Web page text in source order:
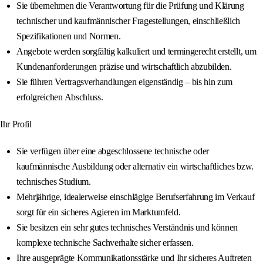
Sie übernehmen die Verantwortung für die Prüfung und Klärung
technischer und kaufmännischer Fragestellungen, einschließlich
Spezifikationen und Normen.
Angebote werden sorgfältig kalkuliert und termingerecht erstellt, um
Kundenanforderungen präzise und wirtschaftlich abzubilden.
Sie führen Vertragsverhandlungen eigenständig – bis hin zum
erfolgreichen Abschluss.
Ihr Profil
Sie verfügen über eine abgeschlossene technische oder
kaufmännische Ausbildung oder alternativ ein wirtschaftliches bzw.
technisches Studium.
Mehrjährige, idealerweise einschlägige Berufserfahrung im Verkauf
sorgt für ein sicheres Agieren im Marktumfeld.
Sie besitzen ein sehr gutes technisches Verständnis und können
komplexe technische Sachverhalte sicher erfassen.
Ihre ausgeprägte Kommunikationsstärke und Ihr sicheres Auftreten